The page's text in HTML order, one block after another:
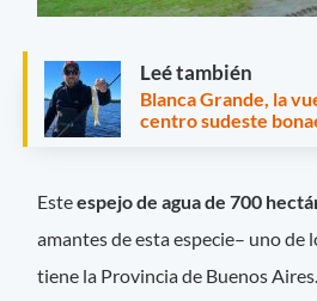
Leé también
Blanca Grande, la
centro sudeste
Esteespejo de agua de 700
amantes de esta especie– uno de
tiene la Provincia de Buenos